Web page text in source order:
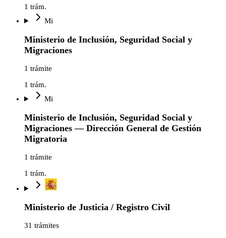
1 trám.
Mi
Ministerio de Inclusión, Seguridad Social y
Migraciones
1 trámite
1 trám.
Mi
Ministerio de Inclusión, Seguridad Social y
Migraciones — Dirección General de Gestión
Migratoria
1 trámite
1 trám.
Ministerio de Justicia / Registro Civil
31 trámites